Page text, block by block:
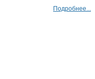
Подробнее...